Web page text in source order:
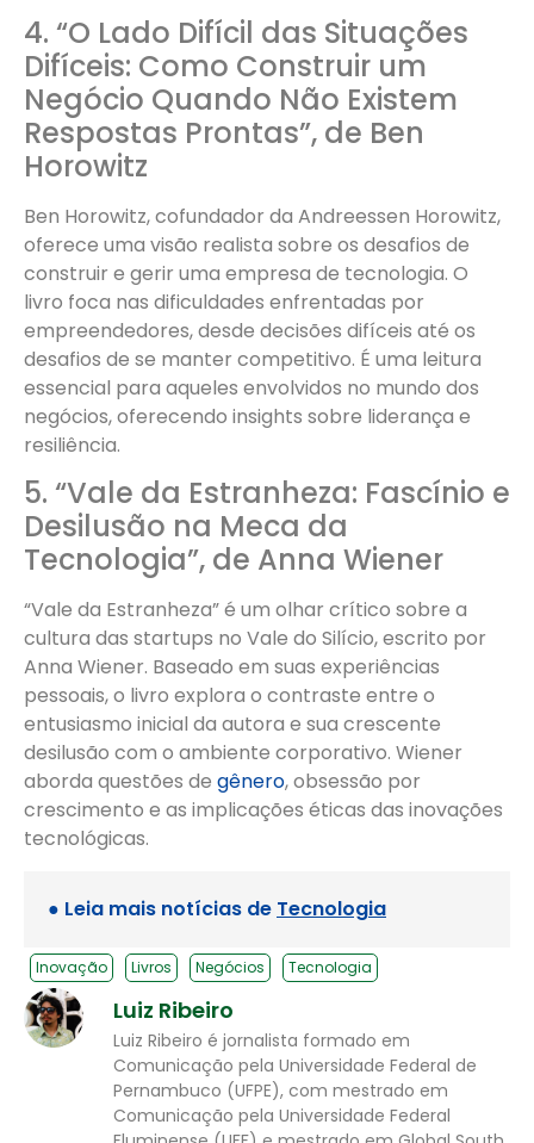
4. “O Lado Difícil das Situações
Difíceis: Como Construir um
Negócio Quando Não Existem
Respostas Prontas”, de Ben
Horowitz
Ben Horowitz, cofundador da Andreessen Horowitz,
oferece uma visão realista sobre os desafios de
construir e gerir uma empresa de tecnologia. O
livro foca nas dificuldades enfrentadas por
empreendedores, desde decisões difíceis até os
desafios de se manter competitivo. É uma leitura
essencial para aqueles envolvidos no mundo dos
negócios, oferecendo insights sobre liderança e
resiliência.
5. “Vale da Estranheza: Fascínio e
Desilusão na Meca da
Tecnologia”, de Anna Wiener
“Vale da Estranheza” é um olhar crítico sobre a
cultura das startups no Vale do Silício, escrito por
Anna Wiener. Baseado em suas experiências
pessoais, o livro explora o contraste entre o
entusiasmo inicial da autora e sua crescente
desilusão com o ambiente corporativo. Wiener
aborda questões de gênero, obsessão por
crescimento e as implicações éticas das inovações
tecnológicas.
● Leia mais notícias de Tecnologia
Inovação Livros Negócios Tecnologia
Luiz Ribeiro
Luiz Ribeiro é jornalista formado em
Comunicação pela Universidade Federal de
Pernambuco (UFPE), com mestrado em
Comunicação pela Universidade Federal